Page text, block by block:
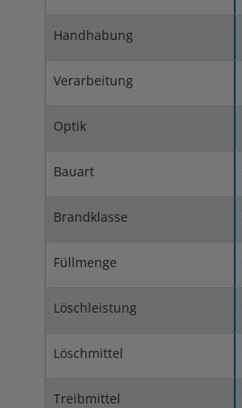
Handhabung
Verarbeitung
Optik
Bauart
Brandklasse
Füllmenge
Löschleistung
Löschmittel
Treibmittel